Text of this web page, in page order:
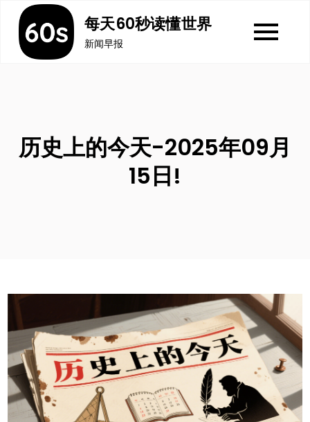
content
每天60秒读懂世界
新闻早报
历史上的今天-2025年09月
15日!